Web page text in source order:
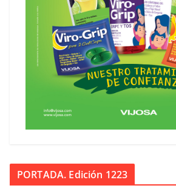
PORTADA. Edición 1223